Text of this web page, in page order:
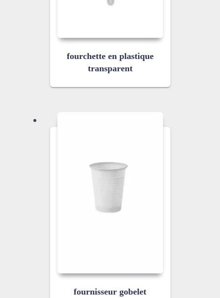
fourchette en plastique
transparent
fournisseur gobelet